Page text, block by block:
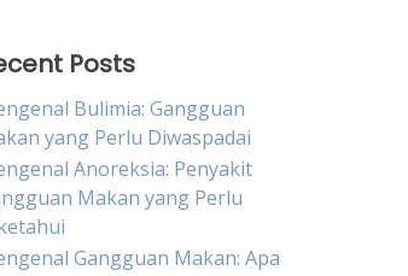
Posts
Bulimia: Gangguan
yang Perlu Diwaspadai
Anoreksia: Penyakit
Makan yang Perlu
Gangguan Makan: Apa